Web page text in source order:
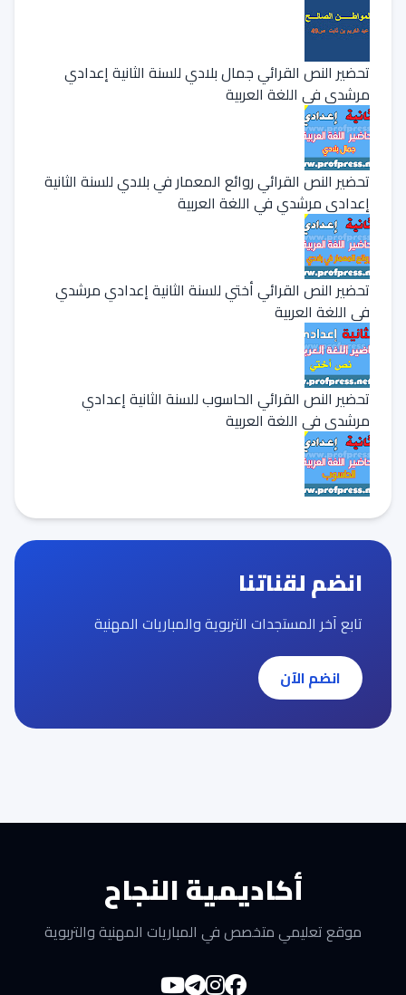
تحضير النص القرائي جمال بلادي للسنة الثانية إعدادي
مرشدي في اللغة العربية
تحضير النص القرائي روائع المعمار في بلادي للسنة الثانية
إعدادي مرشدي في اللغة العربية
تحضير النص القرائي أختي للسنة الثانية إعدادي مرشدي
في اللغة العربية
تحضير النص القرائي الحاسوب للسنة الثانية إعدادي
مرشدي في اللغة العربية
انضم لقناتنا
تابع آخر المستجدات التربوية والمباريات المهنية
انضم الآن
أكاديمية النجاح
موقع تعليمي متخصص في المباريات المهنية والتربوية